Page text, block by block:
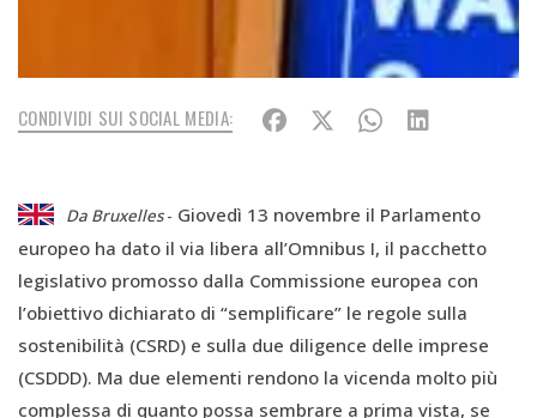
CONDIVIDI SUI SOCIAL MEDIA:
Da Bruxelles- Giovedì 13 novembre il Parlamento
europeo ha dato il via libera all’Omnibus I, il pacchetto
legislativo promosso dalla Commissione europea con
l’obiettivo dichiarato di “semplificare” le regole sulla
sostenibilità (CSRD) e sulla due diligence delle imprese
(CSDDD). Ma due elementi rendono la vicenda molto più
complessa di quanto possa sembrare a prima vista, se